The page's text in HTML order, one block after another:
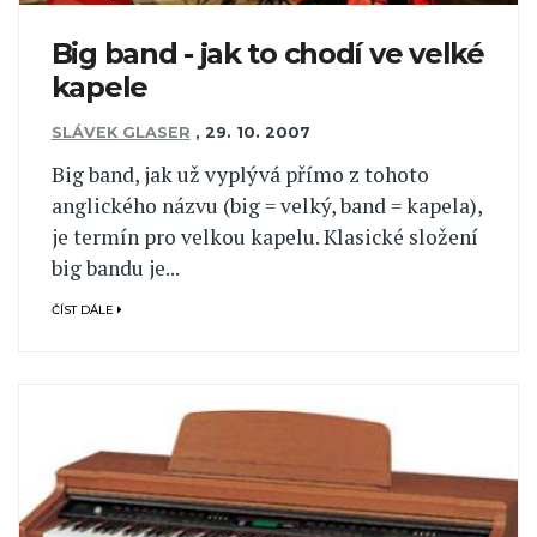
Big band - jak to chodí ve velké
kapele
SLÁVEK GLASER , 29. 10. 2007
Big band, jak už vyplývá přímo z tohoto
anglického názvu (big = velký, band = kapela),
je termín pro velkou kapelu. Klasické složení
big bandu je...
ČÍST DÁLE